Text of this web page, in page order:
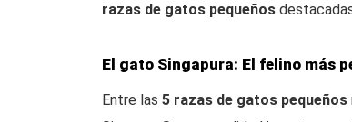
razas de gatos pequeños
El gato Singapura: El felino más
Entre las 5 razas de gatos pequeños